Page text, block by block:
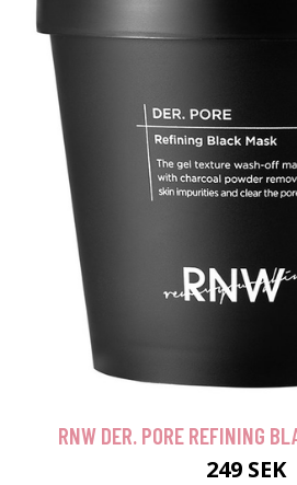
RNW DER. PORE REFINING
249 SEK